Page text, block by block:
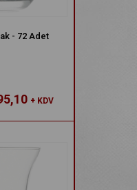
- 72 Adet
+ KDV